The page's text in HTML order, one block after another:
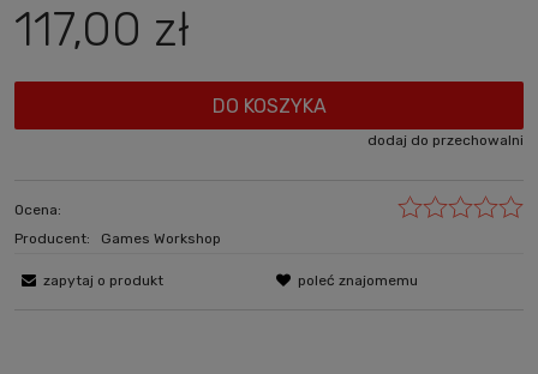
117,00 zł
DO KOSZYKA
dodaj do przechowalni
Ocena:
Producent:
Games Workshop
zapytaj o produkt poleć znajomemu